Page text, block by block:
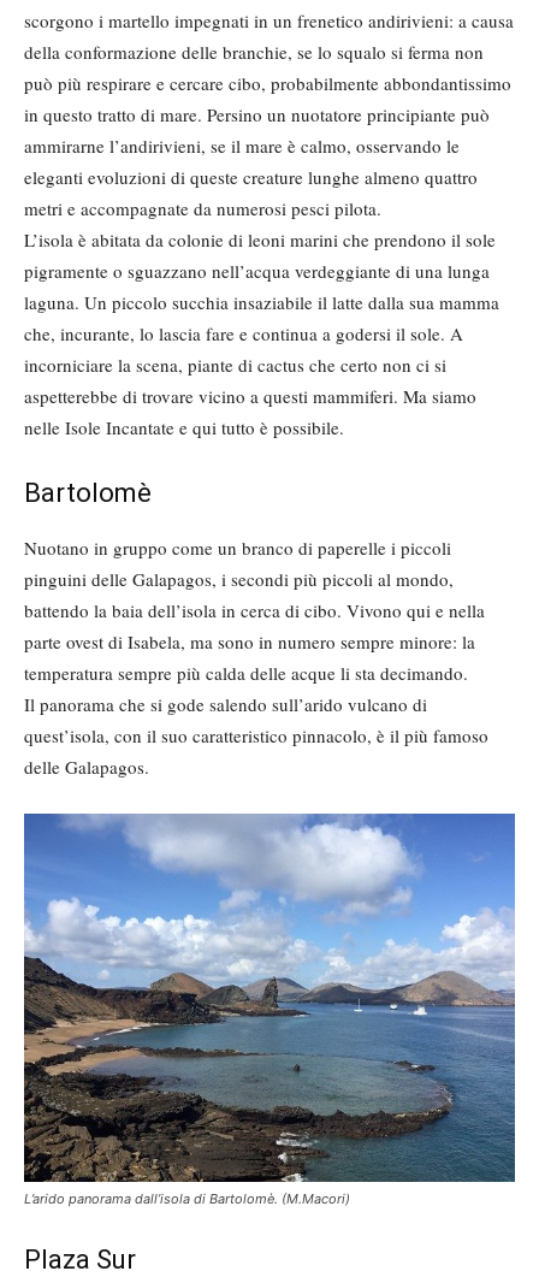
scorgono i martello impegnati in un frenetico andirivieni: a causa
della conformazione delle branchie, se lo squalo si ferma non
può più respirare e cercare cibo, probabilmente abbondantissimo
in questo tratto di mare. Persino un nuotatore principiante può
ammirarne l’andirivieni, se il mare è calmo, osservando le
eleganti evoluzioni di queste creature lunghe almeno quattro
metri e accompagnate da numerosi pesci pilota.
L’isola è abitata da colonie di leoni marini che prendono il sole
pigramente o sguazzano nell’acqua verdeggiante di una lunga
laguna. Un piccolo succhia insaziabile il latte dalla sua mamma
che, incurante, lo lascia fare e continua a godersi il sole. A
incorniciare la scena, piante di cactus che certo non ci si
aspetterebbe di trovare vicino a questi mammiferi. Ma siamo
nelle Isole Incantate e qui tutto è possibile.
Bartolomè
Nuotano in gruppo come un branco di paperelle i piccoli
pinguini delle Galapagos, i secondi più piccoli al mondo,
battendo la baia dell’isola in cerca di cibo. Vivono qui e nella
parte ovest di Isabela, ma sono in numero sempre minore: la
temperatura sempre più calda delle acque li sta decimando.
Il panorama che si gode salendo sull’arido vulcano di
quest’isola, con il suo caratteristico pinnacolo, è il più famoso
delle Galapagos.
L’arido panorama dall’isola di Bartolomè. (M.Macori)
Plaza Sur